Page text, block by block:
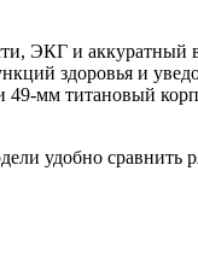
ЭКГ и аккуратный
здоровья и
мм титановый
удобно сравнить